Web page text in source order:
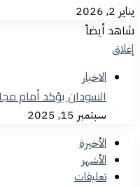
يناير 2, 2026
شاهد أيضاً
إغلاق
الاخبار
السودان يؤكد أمام
سبتمبر 15, 2025
الأخيرة
الأشهر
تعليقات